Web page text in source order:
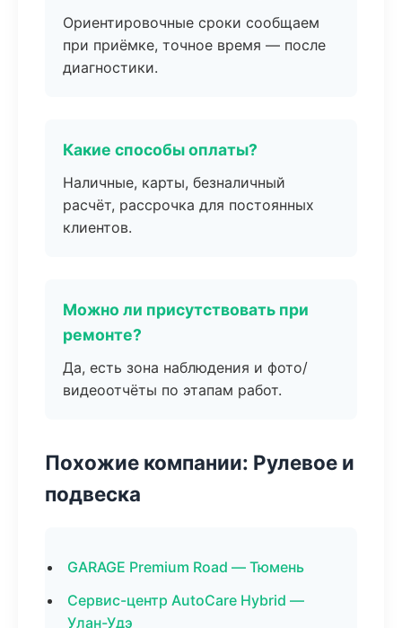
Ориентировочные сроки сообщаем
при приёмке, точное время — после
диагностики.
Какие способы оплаты?
Наличные, карты, безналичный
расчёт, рассрочка для постоянных
клиентов.
Можно ли присутствовать при
ремонте?
Да, есть зона наблюдения и фото/
видеоотчёты по этапам работ.
Похожие компании: Рулевое и
подвеска
GARAGE Premium Road — Тюмень
Сервис-центр AutoCare Hybrid —
Улан-Удэ